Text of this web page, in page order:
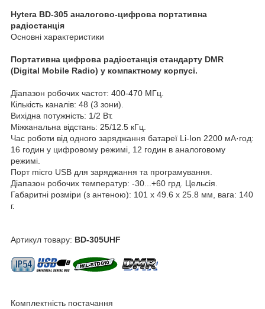
Hytera BD-305 аналогово-цифрова портативна
радіостанція
Основні характеристики
Портативна цифрова радіостанція стандарту DMR
(Digital Mobile Radio) у компактному корпусі.
Діапазон робочих частот: 400-470 МГц.
Кількість каналів: 48 (3 зони).
Вихідна потужність: 1/2 Вт.
Міжканальна відстань: 25/12.5 кГц.
Час роботи від одного заряджання батареї Li-Ion 2200 мА·год:
16 годин у цифровому режимі, 12 годин в аналоговому
режимі.
Порт micro USB для заряджання та програмування.
Діапазон робочих температур: -30...+60 грд. Цельсія.
Габаритні розміри (з антеною): 101 x 49.6 x 25.8 мм, вага: 140
г.
Артикул товару: BD-305UHF
Комплектність постачання